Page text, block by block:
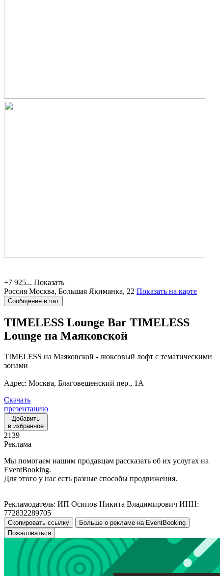
+7 925... Показать
Россия Москва, Большая Якиманка, 22 Показать на карте
Сообщение в чат
TIMELESS Lounge Bar TIMELESS
Lounge на Маяковской
TIMELESS на Маяковской - люксовый лофт с тематическими
зонами
Адрес: Москва, Благовещенский пер., 1А
Скачать
презентацию
Добавить
в избранное
2139
Реклама
Мы помогаем нашим продавцам рассказать об их услугах на
EventBooking.
Для этого у нас есть разные способы продвижения.
Рекламодатель: ИП Осипов Никита Владимирович ИНН:
772832289705
Скопировать ссылку
Больше о рекламе на EventBooking
Пожаловаться